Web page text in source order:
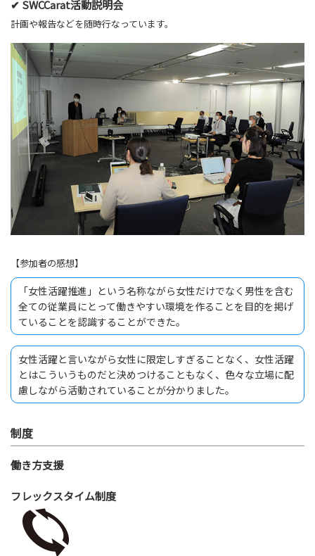
✔ SWCCarat活動説明会
計画や報告などを随時行なっています。
【参加者の感想】
「女性活躍推進」という名称ながら女性だけでなく男性を含む
全ての従業員にとって働きやすい環境を作ることを目的を掲げ
ていることを認識することができた。
女性活躍と言いながら女性に限定しすぎることなく、女性活躍
とはこういうものだと決めつけることもなく、色々な立場に配
慮しながら活動されていることが分かりました。
制度
働き方支援
フレックスタイム制度